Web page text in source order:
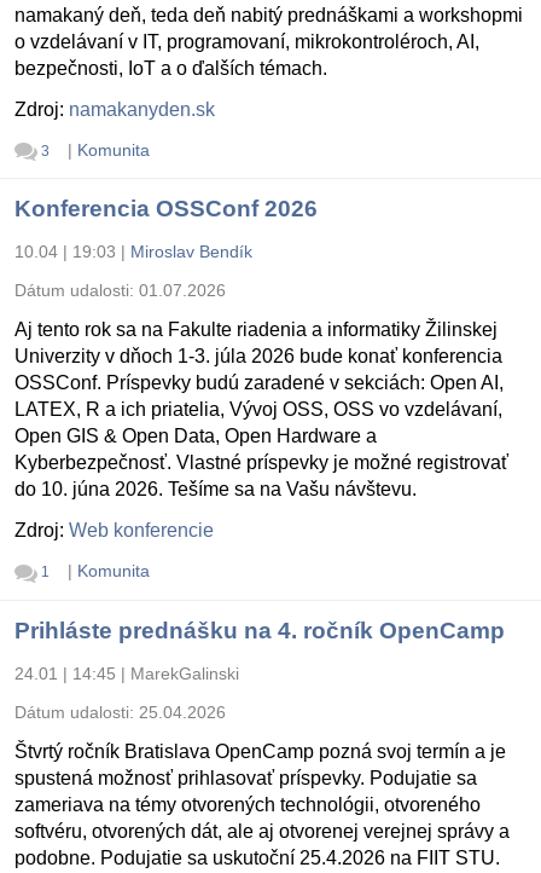
namakaný deň, teda deň nabitý prednáškami a workshopmi
o vzdelávaní v IT, programovaní, mikrokontroléroch, AI,
bezpečnosti, IoT a o ďalších témach.
Zdroj: namakanyden.sk
3 | Komunita
Konferencia OSSConf 2026
10.04 | 19:03 | Miroslav Bendík
Dátum udalosti: 01.07.2026
Aj tento rok sa na Fakulte riadenia a informatiky Žilinskej
Univerzity v dňoch 1-3. júla 2026 bude konať konferencia
OSSConf. Príspevky budú zaradené v sekciách: Open AI,
LATEX, R a ich priatelia, Vývoj OSS, OSS vo vzdelávaní,
Open GIS & Open Data, Open Hardware a
Kyberbezpečnosť. Vlastné príspevky je možné registrovať
do 10. júna 2026. Tešíme sa na Vašu návštevu.
Zdroj: Web konferencie
1 | Komunita
Prihláste prednášku na 4. ročník OpenCamp
24.01 | 14:45 | MarekGalinski
Dátum udalosti: 25.04.2026
Štvrtý ročník Bratislava OpenCamp pozná svoj termín a je
spustená možnosť prihlasovať príspevky. Podujatie sa
zameriava na témy otvorených technológii, otvoreného
softvéru, otvorených dát, ale aj otvorenej verejnej správy a
podobne. Podujatie sa uskutoční 25.4.2026 na FIIT STU.